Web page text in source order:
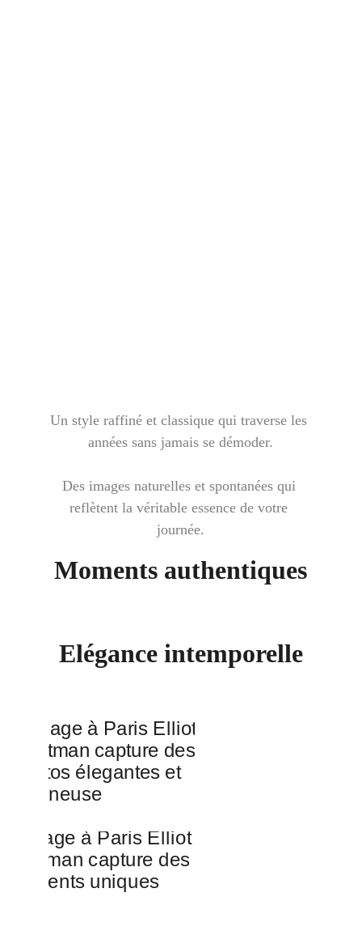
Un style raffiné et classique qui traverse les
années sans jamais se démoder.
Des images naturelles et spontanées qui
reflètent la véritable essence de votre
journée.
Moments authentiques
Elégance intemporelle